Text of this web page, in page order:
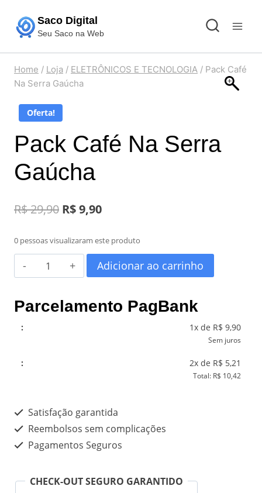
para
Conteúdo
Saco Digital
Seu Saco na Web
Home / Loja / ELETRÔNICOS E TECNOLOGIA / Pack Café
Na Serra Gaúcha
Oferta!
Pack Café Na Serra
Gaúcha
R$29,90 O
original
era:
R$ 29,90.
R$9,90O
atual
é:
R$ 9,90.
0 pessoas visualizaram este produto
Pack
Café
Na
Adicionar ao carrinho
Parcelamento PagBank
1x de R$ 9,90
Sem juros
2x de R$ 5,21
Total: R$ 10,42
Satisfação garantida
Reembolsos sem complicações
Pagamentos Seguros
CHECK-OUT SEGURO GARANTIDO